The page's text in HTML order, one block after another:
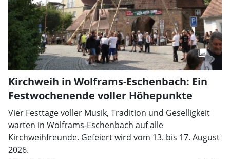
Kirchweih in Wolframs-Eschenbach: Ein
Festwochenende voller Höhepunkte
Vier Festtage voller Musik, Tradition und Geselligkeit
warten in Wolframs-Eschenbach auf alle
Kirchweihfreunde. Gefeiert wird vom 13. bis 17. August
2026.